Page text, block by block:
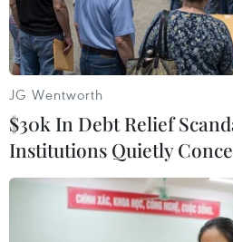
2022.
JG Wentworth
$30k In Debt Relief
Institutions Quietly